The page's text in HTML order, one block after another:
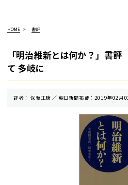
HOME 書評
「明治維新とは何か？」書
て 多岐に
評者： 保阪正康 ／ 朝⽇新聞掲載：2019年02月